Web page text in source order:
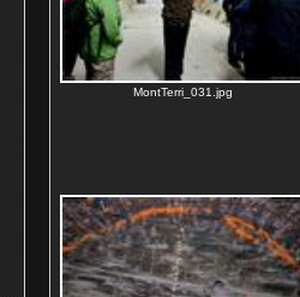
MontTerri_031.jpg